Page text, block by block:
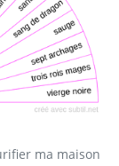
ma maison